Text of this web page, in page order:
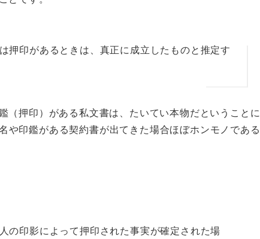
押印があるときは、真正に成立したものと推定す
（押印）がある私文書は、たいてい本物だということに
や印鑑がある契約書が出てきた場合ほぼホンモノである
の印影によって押印された事実が確定された場